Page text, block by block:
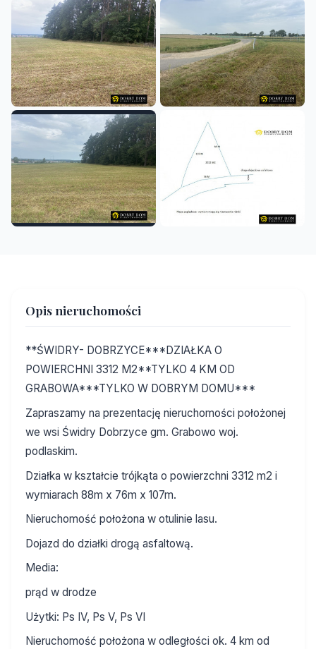
Opis nieruchomości
**ŚWIDRY- DOBRZYCE***DZIAŁKA O
POWIERCHNI 3312 M2**TYLKO 4 KM OD
GRABOWA***TYLKO W DOBRYM DOMU***
Zapraszamy na prezentację nieruchomości położonej
we wsi Świdry Dobrzyce gm. Grabowo woj.
podlaskim.
Działka w kształcie trójkąta o powierzchni 3312 m2 i
wymiarach 88m x 76m x 107m.
Nieruchomość położona w otulinie lasu.
Dojazd do działki drogą asfaltową.
Media:
prąd w drodze
Użytki: Ps IV, Ps V, Ps VI
Nieruchomość położona w odległości ok. 4 km od